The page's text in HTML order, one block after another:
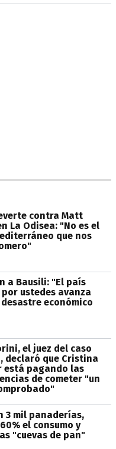
contra Matt
La Odisea: "No es el
que nos
a Bausili: "El país
ustedes avanza
económico
el juez del caso
declaró que Cristina
está pagando las
de cometer "un
3 mil panaderías,
el consumo y
"cuevas de pan"